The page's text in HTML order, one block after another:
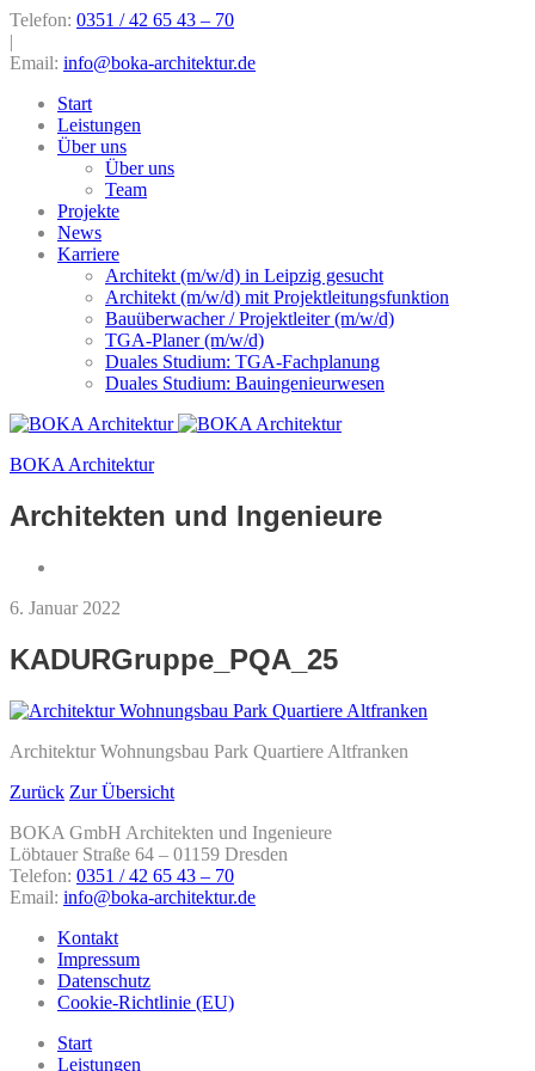
Telefon: 0351 / 42 65 43 – 70
|
Email: info@boka-architektur.de
Start
Leistungen
Über uns
Über uns
Team
Projekte
News
Karriere
Architekt (m/w/d) in Leipzig gesucht
Architekt (m/w/d) mit Projektleitungsfunktion
Bauüberwacher / Projektleiter (m/w/d)
TGA-Planer (m/w/d)
Duales Studium: TGA-Fachplanung
Duales Studium: Bauingenieurwesen
BOKA Architektur
Architekten und Ingenieure
6. Januar 2022
KADURGruppe_PQA_25
Architektur Wohnungsbau Park Quartiere Altfranken
Zurück Zur Übersicht
BOKA GmbH Architekten und Ingenieure
Löbtauer Straße 64 – 01159 Dresden
Telefon: 0351 / 42 65 43 – 70
Email: info@boka-architektur.de
Kontakt
Impressum
Datenschutz
Cookie-Richtlinie (EU)
Start
Leistungen